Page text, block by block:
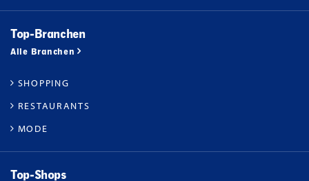
Top-Branchen
Alle Branchen
SHOPPING
RESTAURANTS
MODE
Top-Shops